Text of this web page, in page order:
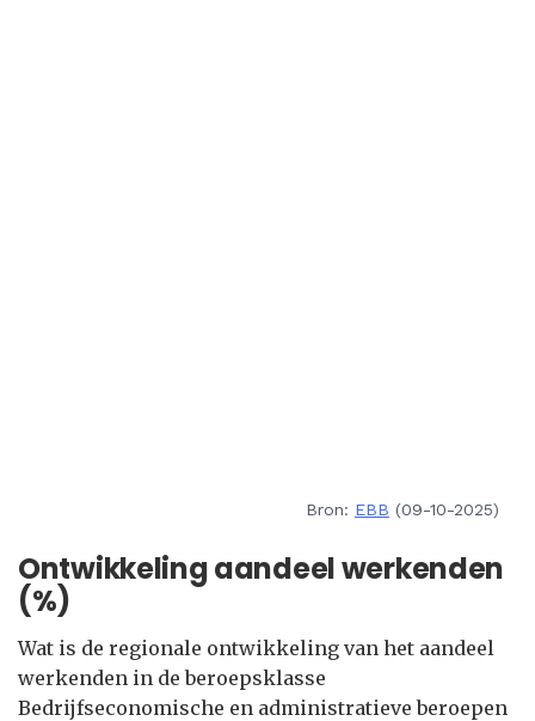
Bron: EBB (09-10-2025)
Ontwikkeling aandeel werkenden
(%)
Wat is de regionale ontwikkeling van het aandeel
werkenden in de beroepsklasse
Bedrijfseconomische en administratieve beroepen